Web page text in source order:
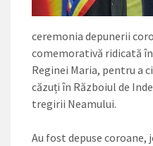
ceremonia depu­nerii
comemorativă ridicată
Regi­nei Maria, pentru a
căzuți în Războiul de
tregirii Neamului.
Au fost depuse coroane,